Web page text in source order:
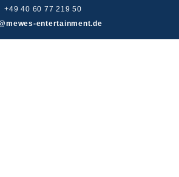
+49 40 60 77 219 50
entertainment.de